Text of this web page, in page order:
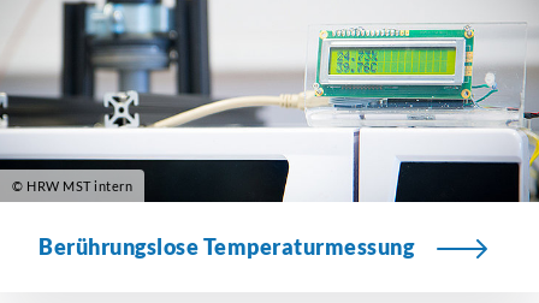
© HRW MST intern
Berührungslose Temperaturmessung